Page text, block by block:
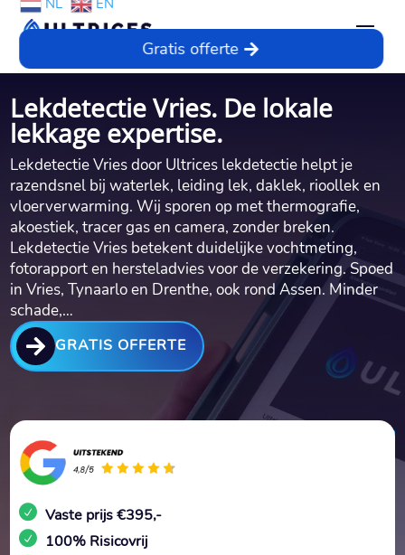
NL EN
Gratis offerte
Lekdetectie Vries. De lokale
lekkage expertise.
Lekdetectie Vries door Ultrices lekdetectie helpt je
razendsnel bij waterlek, leiding lek, daklek, rioollek en
vloerverwarming. Wij sporen op met thermografie,
akoestiek, tracer gas en camera, zonder breken.
Lekdetectie Vries betekent duidelijke vochtmeting,
fotorapport en hersteladvies voor de verzekering. Spoed
in Vries, Tynaarlo en Drenthe, ook rond Assen. Minder
schade,…
 GRATIS OFFERTE
Vaste prijs €395,-
100% Risicovrij